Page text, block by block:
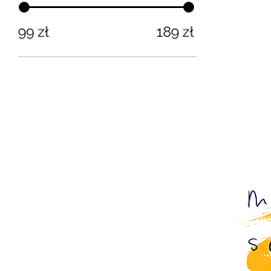
99 zł 189 zł